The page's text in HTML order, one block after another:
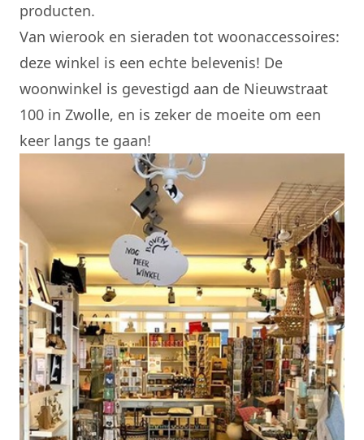
producten.
Van wierook en sieraden tot woonaccessoires:
deze winkel is een echte belevenis! De
woonwinkel is gevestigd aan de Nieuwstraat
100 in Zwolle, en is zeker de moeite om een
keer langs te gaan!